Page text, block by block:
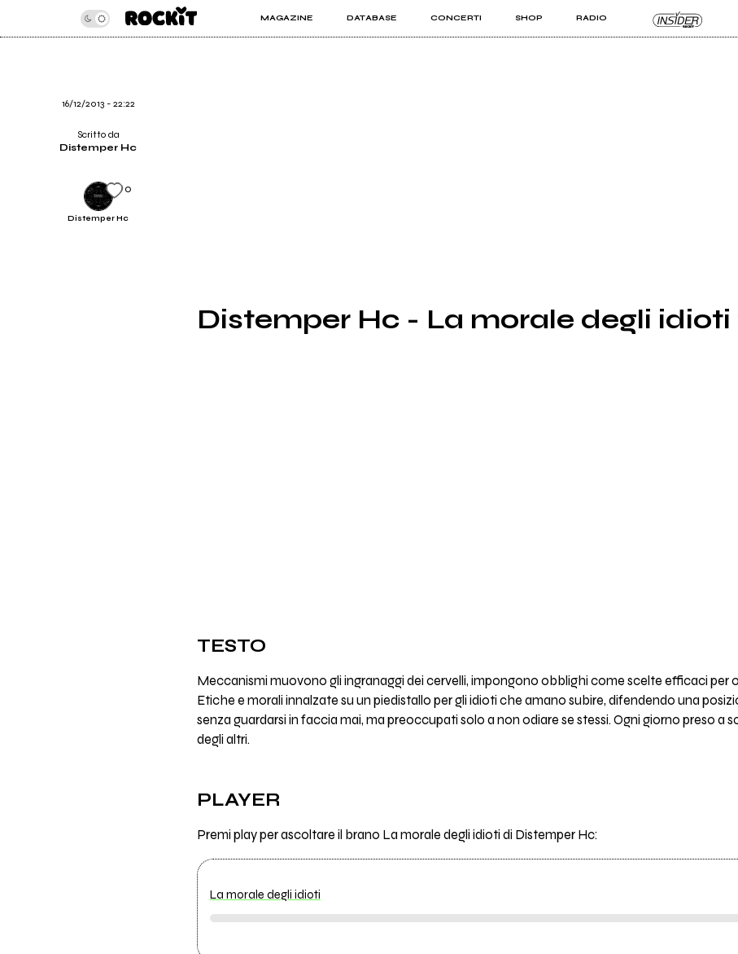
MAGAZINE DATABASE CONCERTI SHOP RADIO
INSIDER ROCKIT PRO
Distemper Hc - La morale degli
16/12/2013 - 22:22
Scritto da
Distemper Hc
Distemper Hc
0
TESTO
Meccanismi muovono gli ingranaggi dei cervelli, impongono obblighi come scelte efficaci per
Etiche e morali innalzate su un piedistallo per gli idioti che amano subire, difendendo una
senza guardarsi in faccia mai, ma preoccupati solo a non odiare se stessi. Ogni giorno preso a
degli altri.
PLAYER
Premi play per ascoltare il brano La morale degli idioti di Distemper Hc:
La morale degli idioti